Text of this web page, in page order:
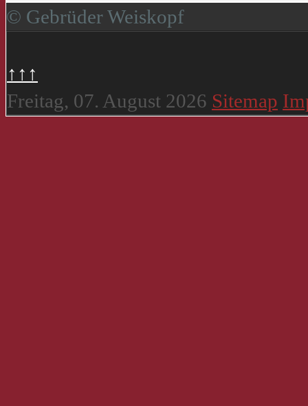
© Gebrüder Weiskopf
↑↑↑
Freitag, 07. August 2026 Sitemap